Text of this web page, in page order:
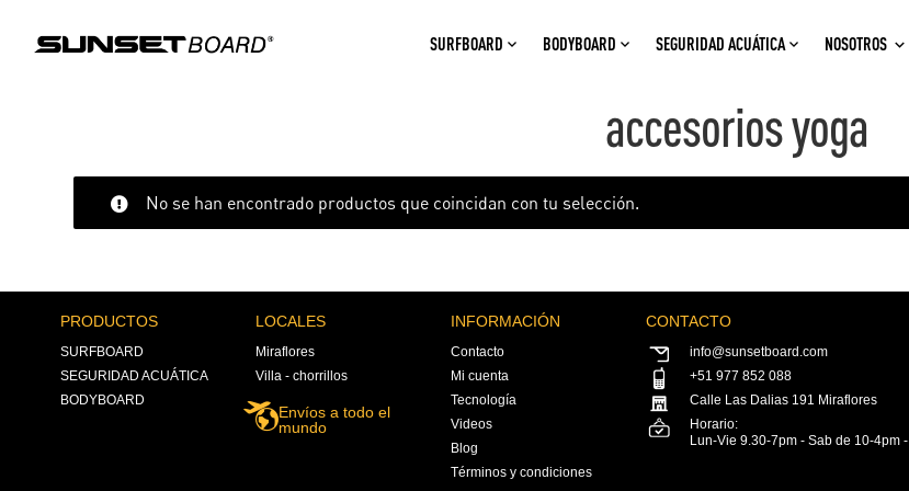
SURFBOARD BODYBOARD SEGURIDAD ACUÁTICA NOSOTROS
accesorios yoga
No se han encontrado productos que coincidan con tu selección.
PRODUCTOS
SURFBOARD
SEGURIDAD ACUÁTICA
BODYBOARD
LOCALES
Miraflores
Villa - chorrillos
Envíos a todo el
mundo
INFORMACIÓN
Contacto
Mi cuenta
Tecnología
Videos
Blog
Términos y condiciones
CONTACTO
info@sunsetboard.com
+51 977 852 088
Calle Las Dalias 191 Miraflores
Horario:
Lun-Vie 9.30-7pm - Sab de 10-4pm -